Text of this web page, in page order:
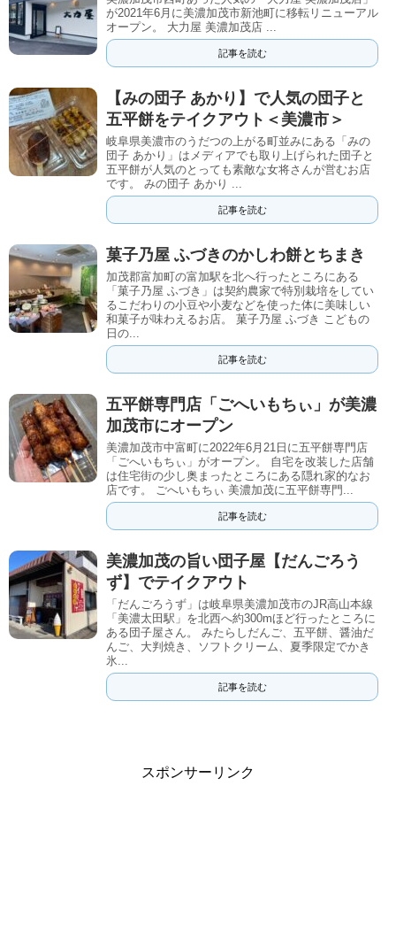
が2021年6月に美濃加茂市新池町に移転リニューアル
オープン。 大力屋 美濃加茂店 ...
記事を読む
【みの団子 あかり】で人気の団子と
五平餅をテイクアウト＜美濃市＞
岐阜県美濃市のうだつの上がる町並みにある「みの
団子 あかり」はメディアでも取り上げられた団子と
五平餅が人気のとっても素敵な女将さんが営むお店
です。 みの団子 あかり ...
記事を読む
菓子乃屋 ふづきのかしわ餅とちまき
加茂郡富加町の富加駅を北へ行ったところにある
「菓子乃屋 ふづき」は契約農家で特別栽培をしてい
るこだわりの小豆や小麦などを使った体に美味しい
和菓子が味わえるお店。 菓子乃屋 ふづき こどもの
日の...
記事を読む
五平餅専門店「ごへいもちぃ」が美濃
加茂市にオープン
美濃加茂市中富町に2022年6月21日に五平餅専門店
「ごへいもちぃ」がオープン。 自宅を改装した店舗
は住宅街の少し奥まったところにある隠れ家的なお
店です。 ごへいもちぃ 美濃加茂に五平餅専門...
記事を読む
美濃加茂の旨い団子屋【だんごろう
ず】でテイクアウト
「だんごろうず」は岐阜県美濃加茂市のJR高山本線
「美濃太田駅」を北西へ約300mほど行ったところに
ある団子屋さん。 みたらしだんご、五平餅、醤油だ
んご、大判焼き、ソフトクリーム、夏季限定でかき
氷...
記事を読む
スポンサーリンク